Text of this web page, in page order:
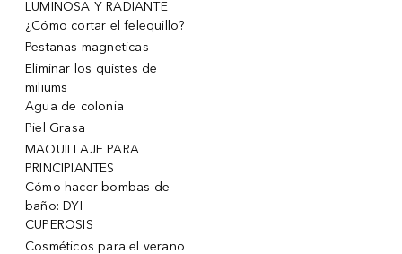
LUMINOSA Y RADIANTE
¿Cómo cortar el felequillo?
Pestanas magneticas
Eliminar los quistes de
miliums
Agua de colonia
Piel Grasa
MAQUILLAJE PARA
PRINCIPIANTES
Cómo hacer bombas de
baño: DYI
CUPEROSIS
Cosméticos para el verano